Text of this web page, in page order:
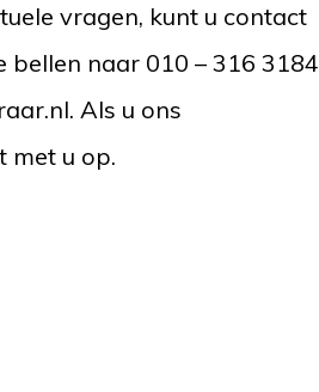
vragen, kunt u contact
bellen naar 010 – 316 3184
Als u ons
met u op.